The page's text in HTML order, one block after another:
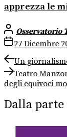
apprezza le
Osservatorio
27 Dicembre
articoli
Previous
post:
Un
Next
post:
Teatro
degli equivoci
Dalla